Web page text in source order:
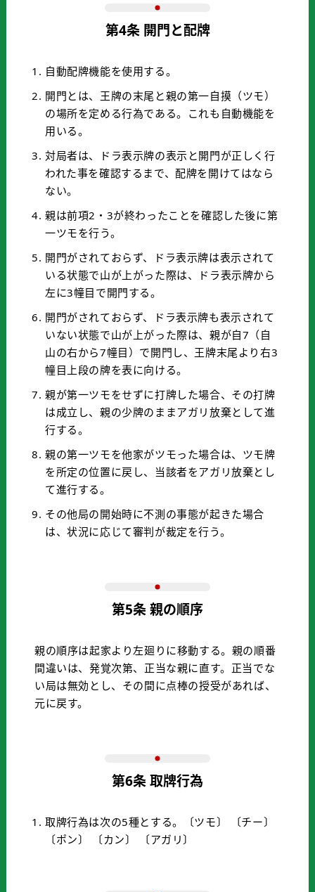
第4条 開門と配牌
自動配牌機能を使用する。
開門とは、王牌の末尾と親の第一自摸（ツモ）
の場所を定める行為である。これも自動機能を
用いる。
対局者は、ドラ表示牌の表示と開門が正しく行
われた事を確認するまで、配牌を開けてはなら
ない。
親は前項2・3が終わったことを確認した後に第
一ツモを行う。
開門がされておらず、ドラ表示牌は表示されて
いる状態で山が上がった際は、ドラ表示牌から
左に3幢目で開門する。
開門がされておらず、ドラ表示牌も表示されて
いない状態で山が上がった際は、親が自7（自
山の右から7幢目）で開門し、王牌末尾より右3
幢目上段の牌を表に向ける。
親が第一ツモをせずに打牌した場合、その打牌
は成立し、親の少牌のままアガリ放棄として進
行する。
親の第一ツモを他家がツモった場合は、ツモ牌
を所定の位置に戻し、当該者をアガリ放棄とし
て進行する。
その他局の開始時に不測の事態が起きた場合
は、状況に応じて審判が裁定を行う。
第5条 親の順序
親の順序は起家より左廻りに移動する。親の順番
間違いは、発覚次第、正当な親に直す。正当でな
い局は無効とし、その間に点棒の授受があれば、
元に戻す。
第6条 取牌行為
取牌行為は次の5種とする。〔ツモ〕 〔チー〕
〔ポン〕 〔カン〕 〔アガリ〕